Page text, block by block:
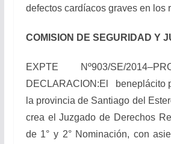
defectos cardíacos graves en los
COMISION DE SEGURIDAD Y
EXPTE Nº903/SE/
DECLARACION:El beneplácito
la provincia de Santiago del
crea el Juzgado de Derechos
de 1° y 2° Nominación, con